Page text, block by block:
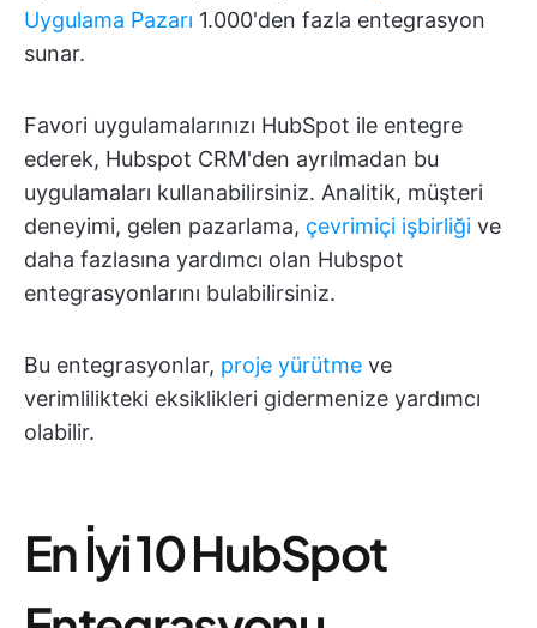
Uygulama Pazarı 1.000'den fazla entegrasyon
sunar.
Favori uygulamalarınızı HubSpot ile entegre
ederek, Hubspot CRM'den ayrılmadan bu
uygulamaları kullanabilirsiniz. Analitik, müşteri
deneyimi, gelen pazarlama, çevrimiçi işbirliği ve
daha fazlasına yardımcı olan Hubspot
entegrasyonlarını bulabilirsiniz.
Bu entegrasyonlar, proje yürütme ve
verimlilikteki eksiklikleri gidermenize yardımcı
olabilir.
En İyi 10 HubSpot